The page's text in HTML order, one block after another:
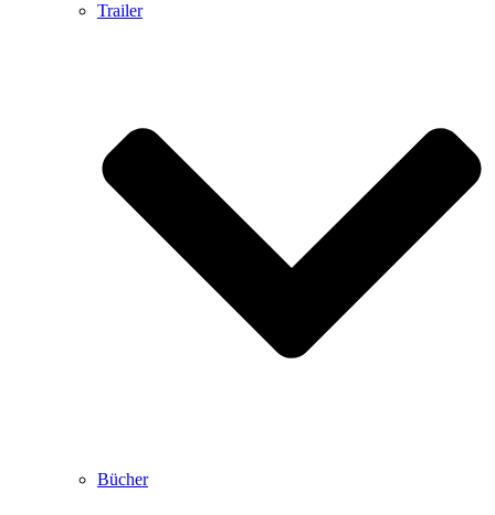
Trailer
Bücher